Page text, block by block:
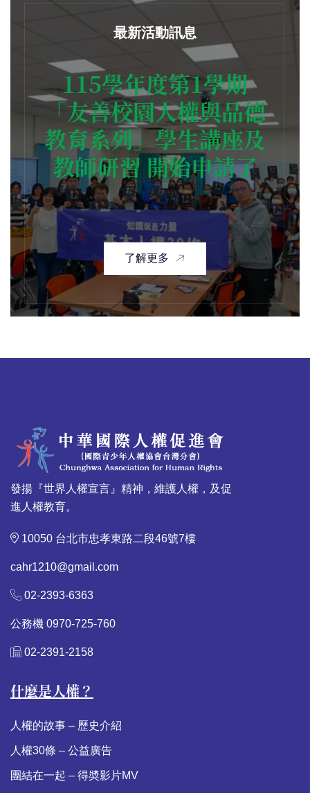
最新活動訊息
115學年度第1學期
「友善校園人權與品德
教育系列」學生講座及
教師研習 開始申請了
了解更多
發揚『世界人權宣言』精神，維護人權，及促
進人權教育。
10050 台北市忠孝東路二段46號7樓
cahr1210@gmail.com
02-2393-6363
公務機 0970-725-760
02-2391-2158
什麼是人權？
人權的故事 – 歷史介紹
人權30條 – 公益廣告
團結在一起 – 得奬影片MV